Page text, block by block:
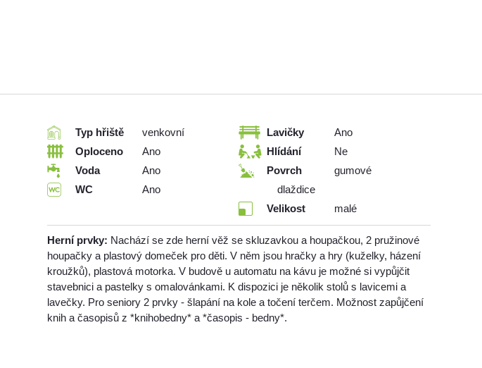
Typ hřiště
venkovní
Oploceno
Ano
Voda
Ano
WC
Ano
Lavičky
Ano
Hlídání
Ne
Povrch
gumové
dlaždice
Velikost
malé
Herní prvky: Nachází se zde herní věž se skluzavkou a houpačkou, 2 pružinové
houpačky a plastový domeček pro děti. V něm jsou hračky a hry (kuželky, házení
kroužků), plastová motorka. V budově u automatu na kávu je možné si vypůjčit
stavebnici a pastelky s omalovánkami. K dispozici je několik stolů s lavicemi a
lavečky. Pro seniory 2 prvky - šlapání na kole a točení terčem. Možnost zapůjčení
knih a časopisů z *knihobedny* a *časopis - bedny*.